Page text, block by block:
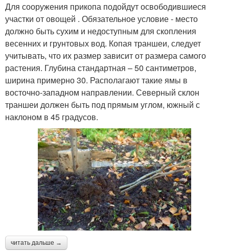
Для сооружения прикопа подойдут освободившиеся
участки от овощей . Обязательное условие - место
должно быть сухим и недоступным для скопления
весенних и грунтовых вод. Копая траншеи, следует
учитывать, что их размер зависит от размера самого
растения. Глубина стандартная – 50 сантиметров,
ширина примерно 30. Располагают такие ямы в
восточно-западном направлении. Северный склон
траншеи должен быть под прямым углом, южный с
наклоном в 45 градусов.
читать дальше →